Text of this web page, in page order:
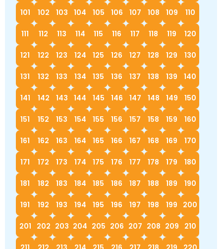
101 102 103 104 105 106 107 108 109 110
111 112 113 114 115 116 117 118 119 120
121 122 123 124 125 126 127 128 129 130
131 132 133 134 135 136 137 138 139 140
141 142 143 144 145 146 147 148 149 150
151 152 153 154 155 156 157 158 159 160
161 162 163 164 165 166 167 168 169 170
171 172 173 174 175 176 177 178 179 180
181 182 183 184 185 186 187 188 189 190
191 192 193 194 195 196 197 198 199 200
201 202 203 204 205 206 207 208 209 210